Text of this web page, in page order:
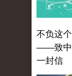
不负这
——致中
一封信